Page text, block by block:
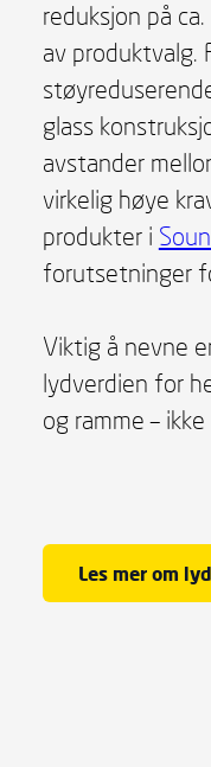
reduksjon på
av produktvalg.
glass
avstander
virkelig høye
produkter i
forutsetninger
Viktig å nevne
lydverdien for
og ramme –
Les mer om